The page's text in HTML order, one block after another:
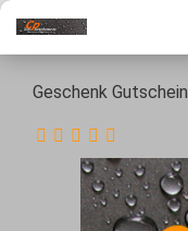
Geschenk Gutschein